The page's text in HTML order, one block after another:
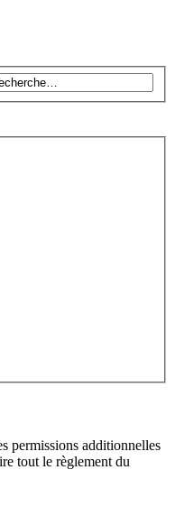
permissions additionnelles
tout le règlement du